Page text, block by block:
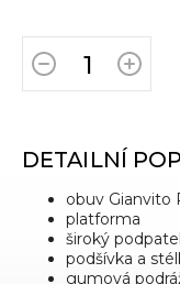
DETAILNÍ
obuv Gianvito
platforma
široký
podšívka a
gumová